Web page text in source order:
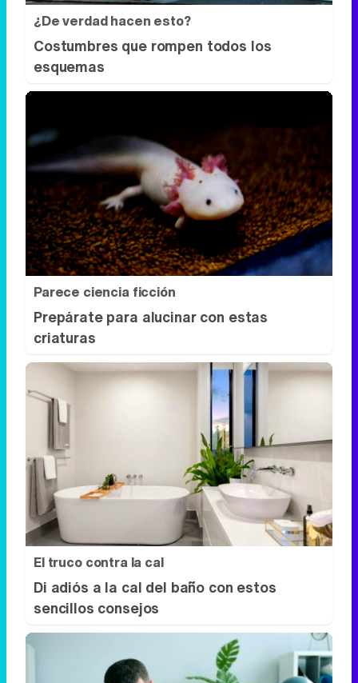
Parece ciencia ficción
Prepárate para alucinar con estas
criaturas
El truco contra la cal
Di adiós a la cal del baño con estos
sencillos consejos